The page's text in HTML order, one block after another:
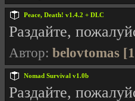
Peace, Death! v1.4.2 + DLC
Раздайте,
Автор: belovtomas
Nomad Survival v1.0b
Раздайте,